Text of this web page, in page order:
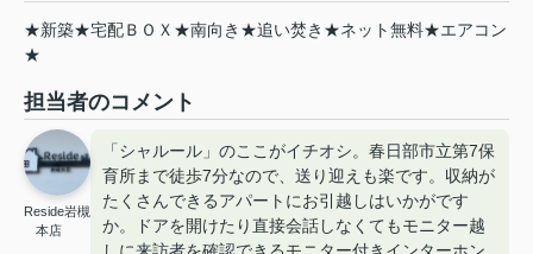
★新築★宅配ＢＯＸ★南向き★追い焚き★ネット無料★エアコン
★
担当者のコメント
Reside岩槻
本店
「シャルール」のここがイチオシ。春日部市立第7保
育所まで徒歩7分なので、送り迎えも楽です。収納が
たくさんできるアパートにお引越しはいかがです
か。ドアを開けたり直接会話しなくてもモニター越